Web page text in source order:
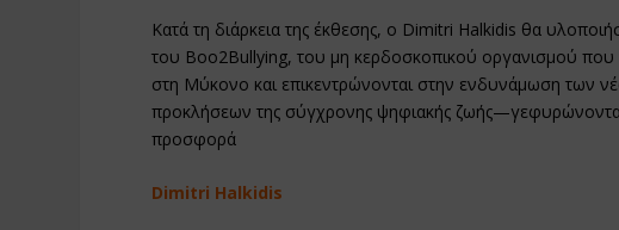
Κατά τη διάρκεια της έκθεσης, ο Dimitri Halkidis θα
του Boo2Bullying, του μη κερδοσκοπικού οργανισμού
στη Μύκονο και επικεντρώνονται στην ενδυνάμωση των
προκλήσεων της σύγχρονης ψηφιακής
προσφορά
Dimitri Halkidis